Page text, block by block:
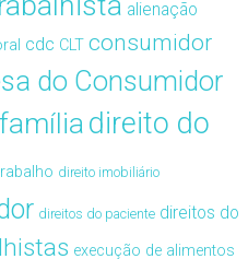
alienação
cdc CLT consumidor
do Consumidor
direito do
direito imobiliário
direitos do paciente direitos do
execução de alimentos